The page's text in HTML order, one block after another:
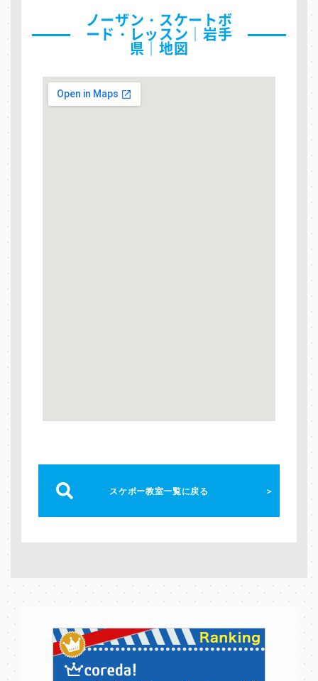
ノーザン・スケートボ
ード・レッスン｜岩手
県｜地図
スケボー教室一覧に戻る